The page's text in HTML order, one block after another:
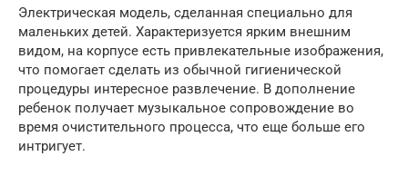
Электрическая модель, сделанная специально для
маленьких детей. Характеризуется ярким внешним
видом, на корпусе есть привлекательные изображения,
что помогает сделать из обычной гигиенической
процедуры интересное развлечение. В дополнение
ребенок получает музыкальное сопровождение во
время очистительного процесса, что еще больше его
интригует.